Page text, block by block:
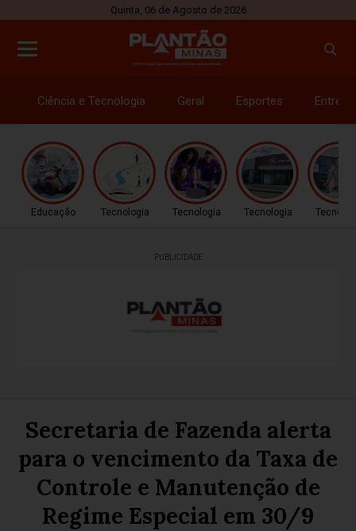
Quinta, 06 de Agosto de 2026
Ciência e Tecnologia Geral Esportes
Educação Tecnologia Tecnologia Tecnologia
PUBLICIDADE
Secretaria de Fazenda alerta
para o vencimento da Taxa de
Controle e Manutenção de
Regime Especial em 30/9